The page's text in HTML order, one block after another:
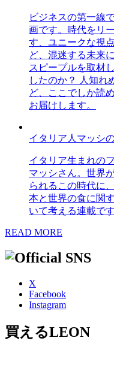
ビジネスの第一線
画です。時代をリ
す、ユニークな視
ど、混迷する未来
スピープルを取材
したのか？ 人知れ
ど、ここでしか読
お届けします。
イタリア人マッシ
イタリア生まれの
マッシさん。世界
られるこの時代に
本と世界の食に関
いて考える連載です
READ MORE
X
Facebook
Instagram
買えるLEON